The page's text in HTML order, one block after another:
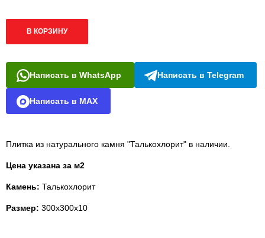
В КОРЗИНУ
Написать в WhatsApp Написать в Telegram
Написать в MAX
Плитка из натурального камня "Талькохлорит" в наличии.
Цена указана за м2
Камень: Талькохлорит
Размер: 300х300х10